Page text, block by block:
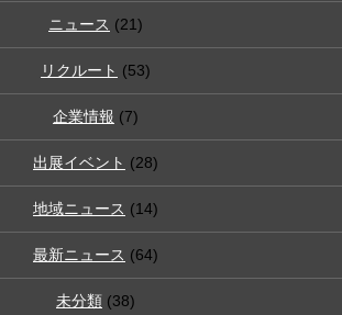
ニュース (21)
リクルート (53)
企業情報 (7)
出展イベント (28)
地域ニュース (14)
最新ニュース (64)
未分類 (38)